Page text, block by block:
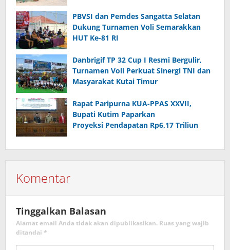
PBVSI dan Pemdes Sangatta Selatan
Dukung Turnamen Voli Semarakkan
HUT Ke-81 RI
Danbrigif TP 32 Cup I Resmi Bergulir,
Turnamen Voli Perkuat Sinergi TNI dan
Masyarakat Kutai Timur
Rapat Paripurna KUA-PPAS XXVII,
Bupati Kutim Paparkan
Proyeksi Pendapatan Rp6,17 Triliun
Komentar
Tinggalkan Balasan
Alamat email Anda tidak akan dipublikasikan. Ruas yang wajib
ditandai *